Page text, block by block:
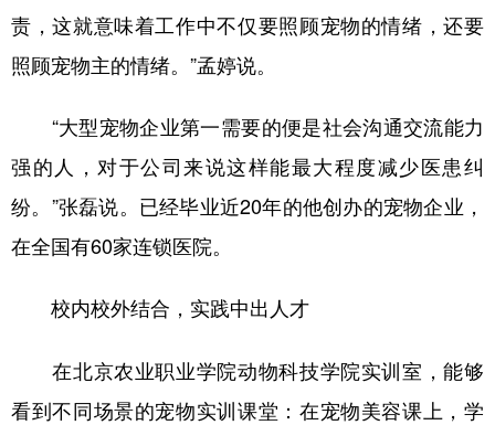
责，这就意味着工作中不仅要照顾宠物的情绪，还要
照顾宠物主的情绪。”孟婷说。
“大型宠物企业第一需要的便是社会沟通交流能力
强的人，对于公司来说这样能最大程度减少医患纠
纷。”张磊说。已经毕业近20年的他创办的宠物企业，
在全国有60家连锁医院。
校内校外结合，实践中出人才
在北京农业职业学院动物科技学院实训室，能够
看到不同场景的宠物实训课堂：在宠物美容课上，学